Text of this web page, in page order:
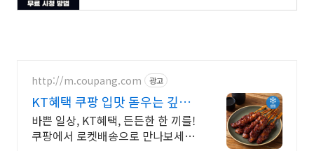
http://m.coupang.com 광고
KT혜택 쿠팡 입맛 돋우는 깊은
양념 맛
바쁜 일상, KT혜택, 든든한 한 끼를!
쿠팡에서 로켓배송으로 만나보세요.